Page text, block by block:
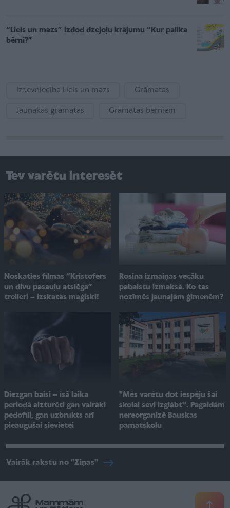
“Liels un mazs” izdod dzejoļu krājumu “Kur palika
bērni?”
Izdevniecība Liels un mazs Grāmatas
Jaunākās grāmatas Grāmatas bērniem
Tev varētu interesēt
Noskaties filmas “Kristofers
un divu pasauļu atslēga”
treileri – izskatās maģiski!
Rosina izmaiņas vecāku
pabalstu izmaksā. Ko tas
nozīmēs jaunajām ģimenēm?
Diezgan baisi – īsā laika
periodā aizturēti gan vairāki
pedofili, gan uzbrukts arī
pieaugušai sievietei
"Mēs varētu dot iespēju šai
skolai sevi izglābt''. Pagaidām
nereorganizē Bauskas
pamatskolu
Vairāk rakstu no "Ziņas"